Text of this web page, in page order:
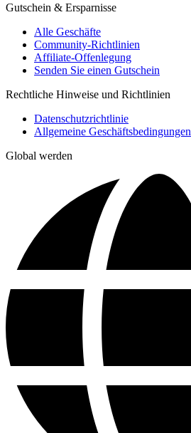
Gutschein & Ersparnisse
Alle Geschäfte
Community-Richtlinien
Affiliate-Offenlegung
Senden Sie einen Gutschein
Rechtliche Hinweise und Richtlinien
Datenschutzrichtlinie
Allgemeine Geschäftsbedingungen
Global werden